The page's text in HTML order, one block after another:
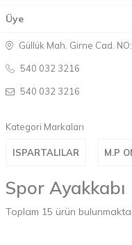
Üye
Güllük Mah. Girne Cad.
540 032 3216
540 032 3216
Kategori Markaları
ISPARTALILAR M.P
Spor Ayakkabı
Toplam 15 ürün